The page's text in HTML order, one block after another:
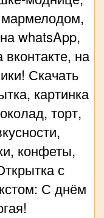
whatsApp,
на
Скачать
картинка
торт,
конфеты,
с
С днём